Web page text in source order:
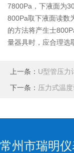
7800Pa，下液面为
800Pa取下液面读数
的方法将产生士
量器具时，应合理选
上一条： U型管压力
下一条： 压力式温
常州市瑞明